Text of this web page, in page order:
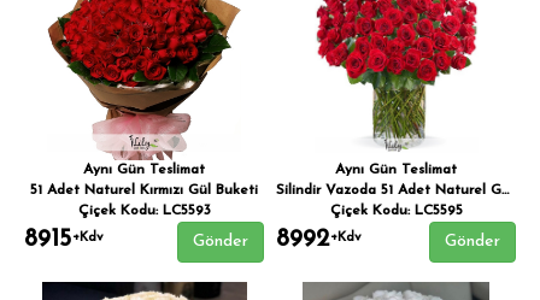
Aynı Gün Teslimat
51 Adet Naturel Kırmızı Gül Buketi
Çiçek Kodu: LC5593
8915+Kdv Gönder
Aynı Gün Teslimat
Silindir Vazoda 51 Adet Naturel Güller
Çiçek Kodu: LC5595
8992+Kdv Gönder